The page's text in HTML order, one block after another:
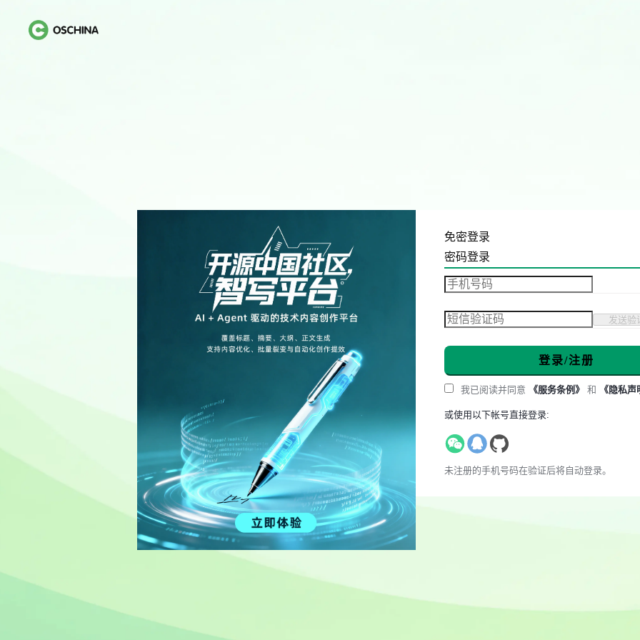
免密登录
密码登录
发送验
登录/注册
我已阅读并同意 《服务条例》 和 《隐私声
或使用以下帐号直接登录:
未注册的手机号码在验证后将自动登录。